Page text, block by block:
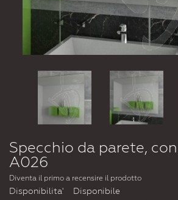
Specchio da parete,
A026
Diventa il primo a recensire il prodotto
Disponibilita'
Disponibile